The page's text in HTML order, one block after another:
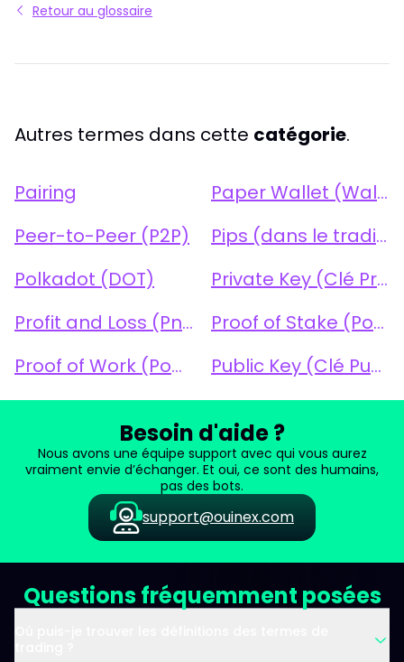
Retour au glossaire
Autres termes dans cette catégorie.
Pairing
Paper Wallet (Wallet Papier)
Peer-to-Peer (P2P)
Pips (dans le trading)
Polkadot (DOT)
Private Key (Clé Privée)
Profit and Loss (PnL)
Proof of Stake (PoS)
Proof of Work (PoW)
Public Key (Clé Publique)
Besoin d'aide ?
Nous avons une équipe support avec qui vous aurez
vraiment envie d’échanger. Et oui, ce sont des humains,
pas des bots.
support@ouinex.com
Questions fréquemment posées